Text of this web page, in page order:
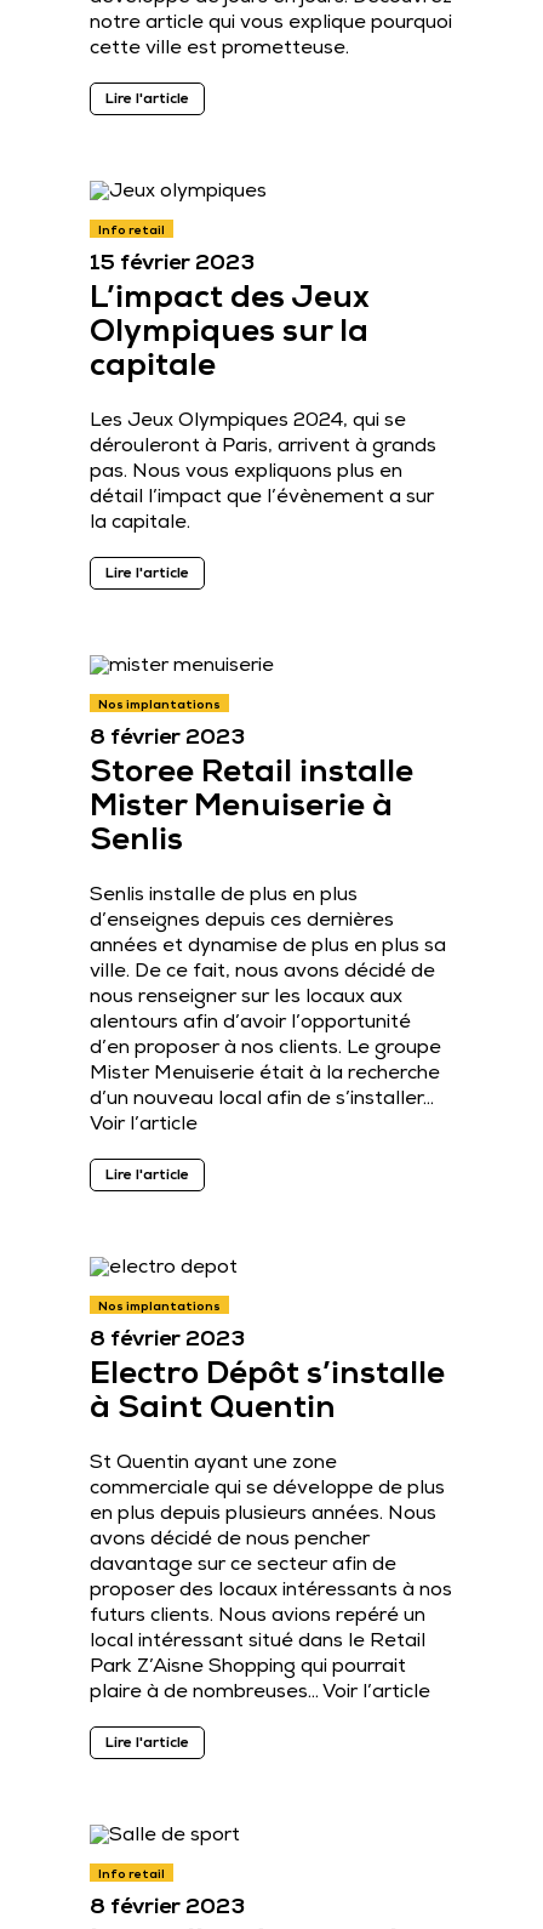
notre article qui vous explique pourquoi
cette ville est prometteuse.
Lire l'article
Info retail
15 février 2023
L’impact des Jeux
Olympiques sur la
capitale
Les Jeux Olympiques 2024, qui se
dérouleront à Paris, arrivent à grands
pas. Nous vous expliquons plus en
détail l’impact que l’évènement a sur
la capitale.
Lire l'article
Nos implantations
8 février 2023
Storee Retail installe
Mister Menuiserie à
Senlis
Senlis installe de plus en plus
d’enseignes depuis ces dernières
années et dynamise de plus en plus sa
ville. De ce fait, nous avons décidé de
nous renseigner sur les locaux aux
alentours afin d’avoir l’opportunité
d’en proposer à nos clients. Le groupe
Mister Menuiserie était à la recherche
d’un nouveau local afin de s’installer…
Voir l’article
Lire l'article
Nos implantations
8 février 2023
Electro Dépôt s’installe
à Saint Quentin
St Quentin ayant une zone
commerciale qui se développe de plus
en plus depuis plusieurs années. Nous
avons décidé de nous pencher
davantage sur ce secteur afin de
proposer des locaux intéressants à nos
futurs clients. Nous avions repéré un
local intéressant situé dans le Retail
Park Z’Aisne Shopping qui pourrait
plaire à de nombreuses… Voir l’article
Lire l'article
Info retail
8 février 2023